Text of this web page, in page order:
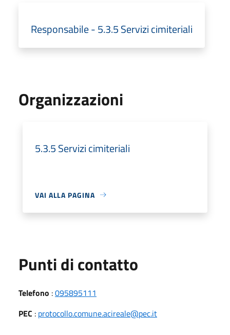
Responsabile - 5.3.5 Servizi cimiteriali
Organizzazioni
5.3.5 Servizi cimiteriali
VAI ALLA PAGINA
Punti di contatto
Telefono :095895111
PEC : protocollo.comune.acireale@pec.it